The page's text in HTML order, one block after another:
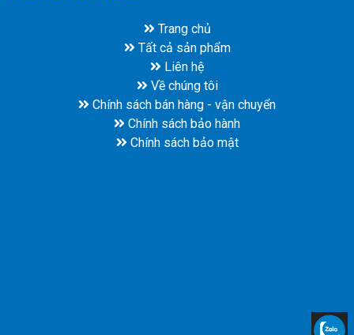
Trang chủ
Tất cả sản phẩm
Liên hệ
Về chúng tôi
Chính sách bán hàng - vận chuyển
Chính sách bảo hành
Chính sách bảo mật